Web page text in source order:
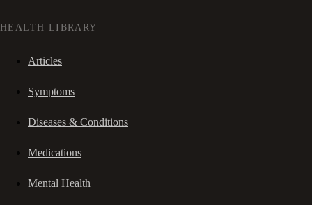
HEALTH LIBRARY
Articles
Symptoms
Diseases & Conditions
Medications
Mental Health